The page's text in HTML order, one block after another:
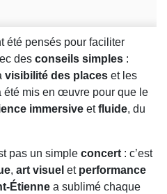
été pensés pour faciliter
des conseils simples :
visibilité des places et les
été mis en œuvre pour que le
immersive etfluide, du
pas un simple concert : c’est
, art visuel et performance
a sublimé chaque